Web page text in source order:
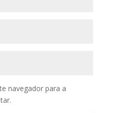
navegador para a